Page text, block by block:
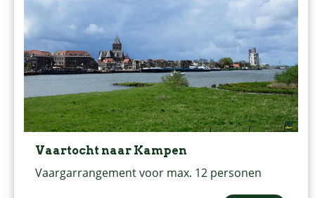
Vaartocht naar Kampen
Vaargarrangement voor max. 12 personen